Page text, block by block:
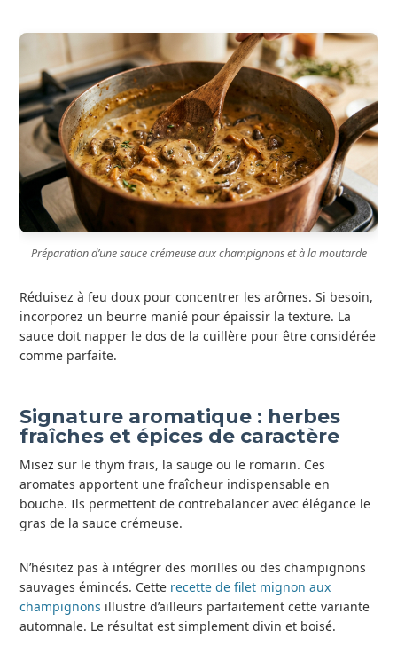
Préparation d’une sauce crémeuse aux champignons et à la moutarde
Réduisez à feu doux pour concentrer les arômes. Si besoin,
incorporez un beurre manié pour épaissir la texture. La
sauce doit napper le dos de la cuillère pour être considérée
comme parfaite.
Signature aromatique : herbes
fraîches et épices de caractère
Misez sur le thym frais, la sauge ou le romarin. Ces
aromates apportent une fraîcheur indispensable en
bouche. Ils permettent de contrebalancer avec élégance le
gras de la sauce crémeuse.
N’hésitez pas à intégrer des morilles ou des champignons
sauvages émincés. Cette recette de filet mignon aux
champignons illustre d’ailleurs parfaitement cette variante
automnale. Le résultat est simplement divin et boisé.